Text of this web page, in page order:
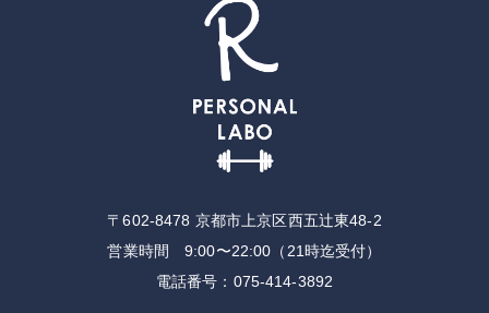
〒602-8478 京都市上京区⻄五辻東48-2
営業時間 9:00〜22:00（21時迄受付）
電話番号： 075-414-3892